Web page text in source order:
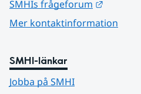
SMHIs frågeforum
Mer kontaktinformation
SMHI-länkar
Jobba på SMHI